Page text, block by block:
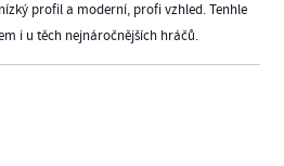
profil a moderní, profi vzhled. Tenhle
i u těch nejnáročnějších hráčů.